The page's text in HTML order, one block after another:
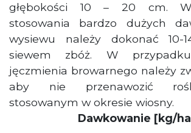
głębokości 10 – 20 cm.
stosowania bardzo dużych
wysiewu należy dokonać 10-
siewem zbóż. W
jęczmienia browarnego należy
aby nie przenawozić
stosowanym w okresie wiosny.
Dawkowanie [kg/